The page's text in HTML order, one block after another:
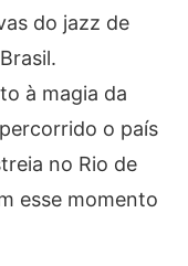
do jazz de
à magia da
o país
no Rio de
esse momento